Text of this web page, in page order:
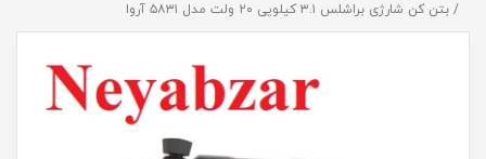
بتن کن شارژی براشلس ۳.۱ کیلویی ۲۰ ولت مدل ۵۸۳۱ آروا